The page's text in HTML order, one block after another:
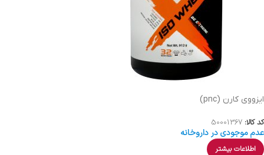
ایزووی کارن (pnc)
کد کالا: 50001367
عدم موجودی در داروخانه
اطلاعات بیشتر